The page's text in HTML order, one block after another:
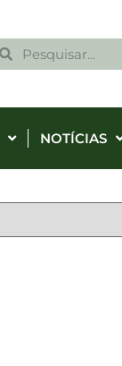
NOTÍCIAS